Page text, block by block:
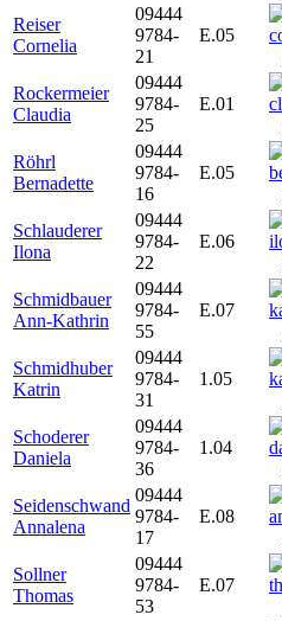
Reiser
Cornelia
09444
9784-
21
E.05
Rockermeier
Claudia
09444
9784-
25
E.01
Röhrl
Bernadette
09444
9784-
16
E.05
Schlauderer
Ilona
09444
9784-
22
E.06
Schmidbauer
Ann-Kathrin
09444
9784-
55
E.07
Schmidhuber
Katrin
09444
9784-
31
1.05
Schoderer
Daniela
09444
9784-
36
1.04
Seidenschwand
Annalena
09444
9784-
17
E.08
Sollner
Thomas
09444
9784-
53
E.07